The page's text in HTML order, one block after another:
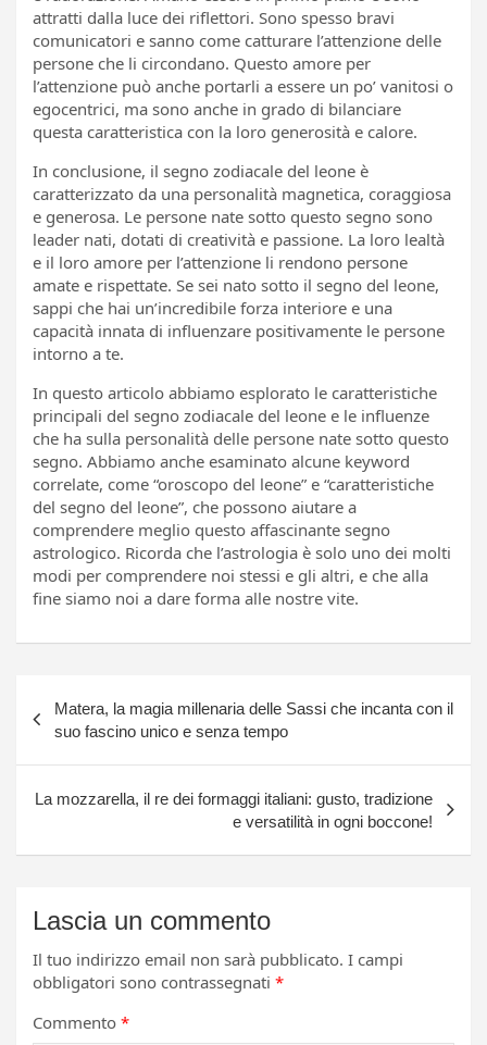
attratti dalla luce dei riflettori. Sono spesso bravi
comunicatori e sanno come catturare l’attenzione delle
persone che li circondano. Questo amore per
l’attenzione può anche portarli a essere un po’ vanitosi o
egocentrici, ma sono anche in grado di bilanciare
questa caratteristica con la loro generosità e calore.
In conclusione, il segno zodiacale del leone è
caratterizzato da una personalità magnetica, coraggiosa
e generosa. Le persone nate sotto questo segno sono
leader nati, dotati di creatività e passione. La loro lealtà
e il loro amore per l’attenzione li rendono persone
amate e rispettate. Se sei nato sotto il segno del leone,
sappi che hai un’incredibile forza interiore e una
capacità innata di influenzare positivamente le persone
intorno a te.
In questo articolo abbiamo esplorato le caratteristiche
principali del segno zodiacale del leone e le influenze
che ha sulla personalità delle persone nate sotto questo
segno. Abbiamo anche esaminato alcune keyword
correlate, come “oroscopo del leone” e “caratteristiche
del segno del leone”, che possono aiutare a
comprendere meglio questo affascinante segno
astrologico. Ricorda che l’astrologia è solo uno dei molti
modi per comprendere noi stessi e gli altri, e che alla
fine siamo noi a dare forma alle nostre vite.
articoli
Matera, la magia millenaria delle Sassi che incanta con il
suo fascino unico e senza tempo
La mozzarella, il re dei formaggi italiani: gusto, tradizione
e versatilità in ogni boccone!
Lascia un commento
Il tuo indirizzo email non sarà pubblicato. I campi
obbligatori sono contrassegnati *
Commento *